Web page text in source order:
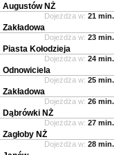
Augustów NŻ
Dojeżdża w: 21 min.
Zakładowa
Dojeżdża w: 23 min.
Piasta Kołodzieja
Dojeżdża w: 24 min.
Odnowiciela
Dojeżdża w: 25 min.
Zakładowa
Dojeżdża w: 26 min.
Dąbrówki NŻ
Dojeżdża w: 27 min.
Zagłoby NŻ
Dojeżdża w: 28 min.